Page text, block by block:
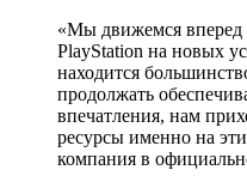
«Мы движемся вперед
PlayStation на новых
находится
продолжать
впечатления, нам
ресурсы именно на
компания в